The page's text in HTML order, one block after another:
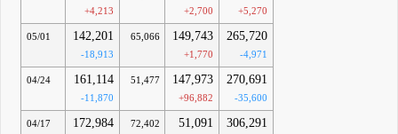
+4,213 +2,700 +5,270
05/01 142,201
-18,913
65,066 149,743
+1,770
265,720
-4,971
04/24 161,114
-11,870
51,477 147,973
+96,882
270,691
-35,600
04/17 172,984 72,402 51,091 306,291